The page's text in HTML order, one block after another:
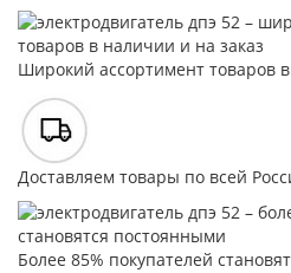
Широкий ассортимент товаров
Доставляем товары по всей
Более 85% покупателей